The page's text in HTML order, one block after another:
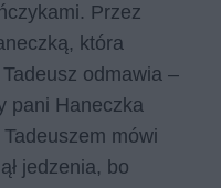
Przez
która
odmawia –
pani Haneczka
mówi
jedzenia, bo